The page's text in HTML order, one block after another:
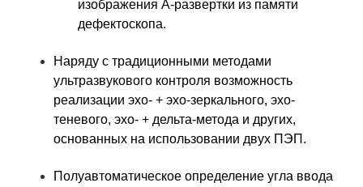
изображения А-развертки из памяти
дефектоскопа.
Наряду с традиционными методами
ультразвукового контроля возможность
реализации эхо- + эхо-зеркального, эхо-
теневого, эхо- + дельта-метода и других,
основанных на использовании двух ПЭП.
Полуавтоматическое определение угла ввода